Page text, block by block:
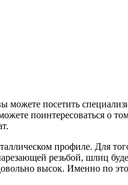
можете посетить
поинтересоваться о
профиле. Для
резьбой, шлиц
высок. Именно по